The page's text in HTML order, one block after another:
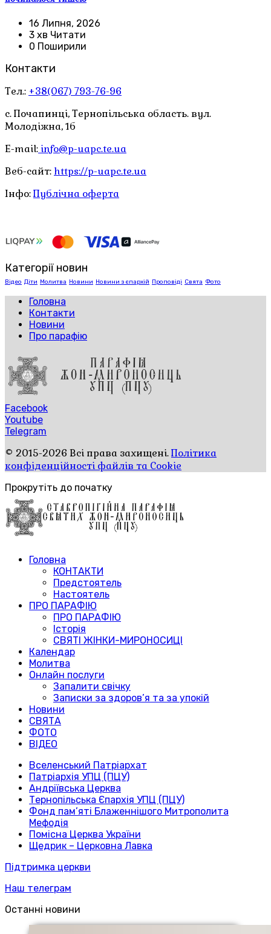
16 Липня, 2026
3 хв Читати
0 Поширили
Контакти
Тел.: +38(067) 793-76-96
с. Почапинці, Тернопільська область. вул.
Молодіжна, 1б
E-mail: info@p-uapc.te.ua
Веб-сайт: https://p-uapc.te.ua
Інфо:Публічна оферта
Категорії новин
Відео Діти Молитва Новини Новини з єпархій Проповіді Свята Фото
Головна
Контакти
Новини
Про парафію
Facebook
Youtube
Telegram
© 2015-2026 Всі права захищені.Політика
конфіденційності файлів та Cookie
Прокрутіть до початку
Головна
КОНТАКТИ
Предстоятель
Настоятель
ПРО ПАРАФІЮ
ПРО ПАРАФІЮ
Історія
СВЯТІ ЖІНКИ-МИРОНОСИЦІ
Календар
Молитва
Онлайн послуги
Запалити свічку
Записки за здоров’я та за упокій
Новини
СВЯТА
ФОТО
ВІДЕО
Вселенський Патріархат
Патріархія УПЦ (ПЦУ)
Андріївська Церква
Тернопільська Єпархія УПЦ (ПЦУ)
Фонд пам’яті Блаженнішого Митрополита
Мефодія
Помісна Церква України
Щедрик – Церковна Лавка
Підтримка церкви
Наш телеграм
Останні новини